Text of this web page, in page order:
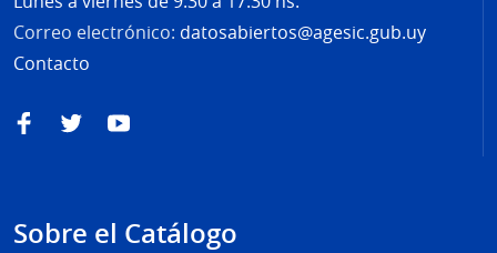
Correo electrónico: datosabiertos@agesic.gub.uy
Contacto
FacebookTwitterYouTube
Sobre el Catálogo